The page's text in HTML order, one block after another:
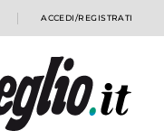
ACCEDI/REGISTRATI